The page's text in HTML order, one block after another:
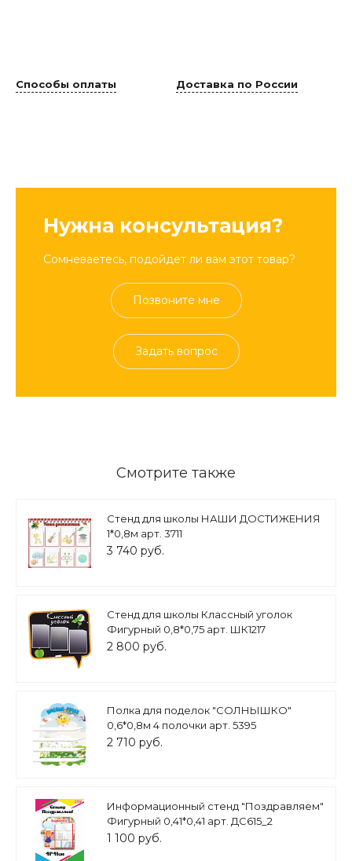
Способы оплаты Доставка по России
Нужна консультация?
Сомневаетесь, подойдет ли вам этот товар?
Позвоните мне
Задать вопрос
Смотрите также
Стенд для школы НАШИ ДОСТИЖЕНИЯ
1*0,8м арт. 3711
3 740 руб.
Стенд для школы Классный уголок
Фигурный 0,8*0,75 арт. ШК1217
2 800 руб.
Полка для поделок "СОЛНЫШКО"
0,6*0,8м 4 полочки арт. 5395
2 710 руб.
Информационный стенд "Поздравляем"
Фигурный 0,41*0,41 арт. ДС615_2
1 100 руб.